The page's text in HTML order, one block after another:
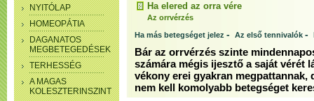
NYITÓLAP
HOMEOPÁTIA
DAGANATOS
MEGBETEGEDÉSEK
TERHESSÉG
A MAGAS
KOLESZTERINSZINT
Ha elered az orra vére
Az orrvérzés
Ha más betegséget jelez - Az első tennivalók -
Bár az orrvérzés szinte
számára mégis ijesztő a saját vérét
vékony erei gyakran megpattannak,
nem kell komolyabb betegséget